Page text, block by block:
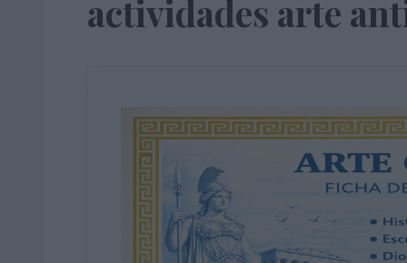
actividades arte